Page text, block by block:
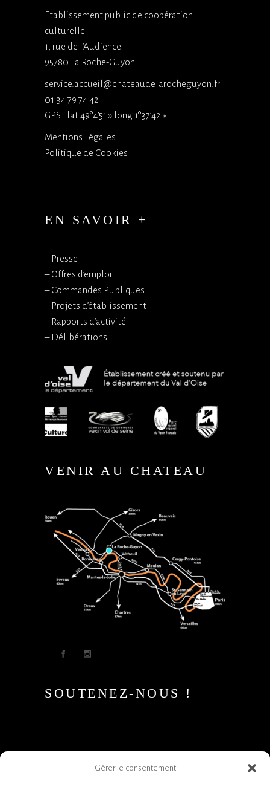
Gérer le consentement
Etablissement public de coopération
culturelle
1, rue de l’Audience
95780 La Roche-Guyon
service.accueil@chateaudelarocheguyon.fr
01 34 79 74 42
GPS : lat 49°4’51 » long 1°37’42 »
Mentions Légales
Politique de Cookies
EN SAVOIR +
– Presse
–Offres d’emploi
–Commandes Publiques
– Projets d’établissement
– Rapports d’activité
– Délibérations
VENIR AU CHATEAU
SOUTENEZ-NOUS !